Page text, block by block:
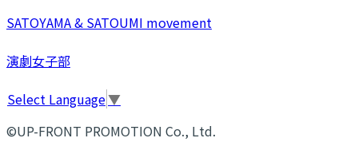
SATOYAMA & SATOUMI movement
演劇女子部
Select Language▼
©UP-FRONT PROMOTION Co., Ltd.